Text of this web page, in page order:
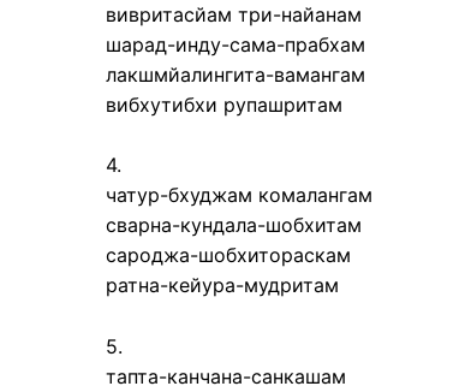
вивритасйам три-найанам
шарад-инду-сама-прабхам
лакшмйалингита-вамангам
вибхутибхи рупашритам
4.
чатур-бхуджам комалангам
сварна-кундала-шобхитам
сароджа-шобхитораскам
ратна-кейура-мудритам
5.
тапта-канчана-санкашам